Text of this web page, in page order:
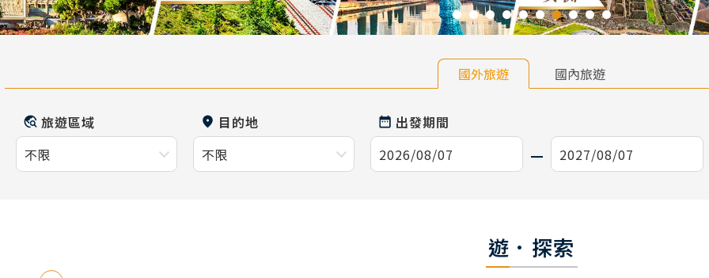
國外旅遊 國內旅遊
旅遊區域 目的地 出發期間
遊．探索